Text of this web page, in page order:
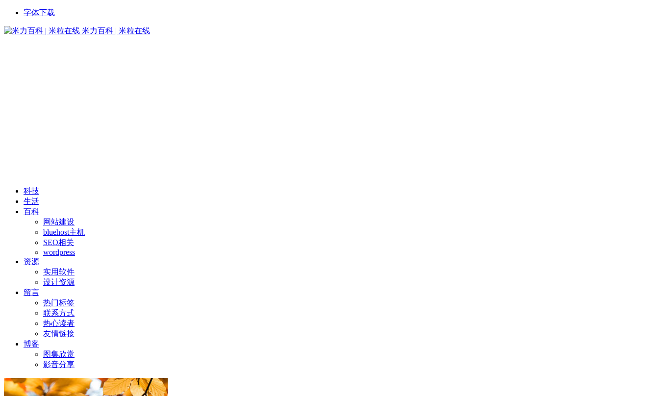
字体下载
米力百科 | 米粒在线
科技
生活
百科
网站建设
bluehost主机
SEO相关
wordpress
资源
实用软件
设计资源
留言
热门标签
联系方式
热心读者
友情链接
博客
图集欣赏
影音分享